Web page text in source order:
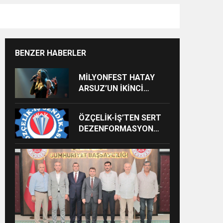
BENZER HABERLER
MİLYONFEST HATAY
ARSUZ’UN İKİNCİ
ALACAK
ÖZÇELİK-İŞ’TEN SERT
DEZENFORMASYON
VE CEZAİ SÜREÇ
BAŞLATILDI”